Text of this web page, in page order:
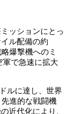
ッションにとっ
ル配備の約
爆撃機へのミ
軍で急速に拡大
ルに達し、世界
進的な戦闘機
近代化により、